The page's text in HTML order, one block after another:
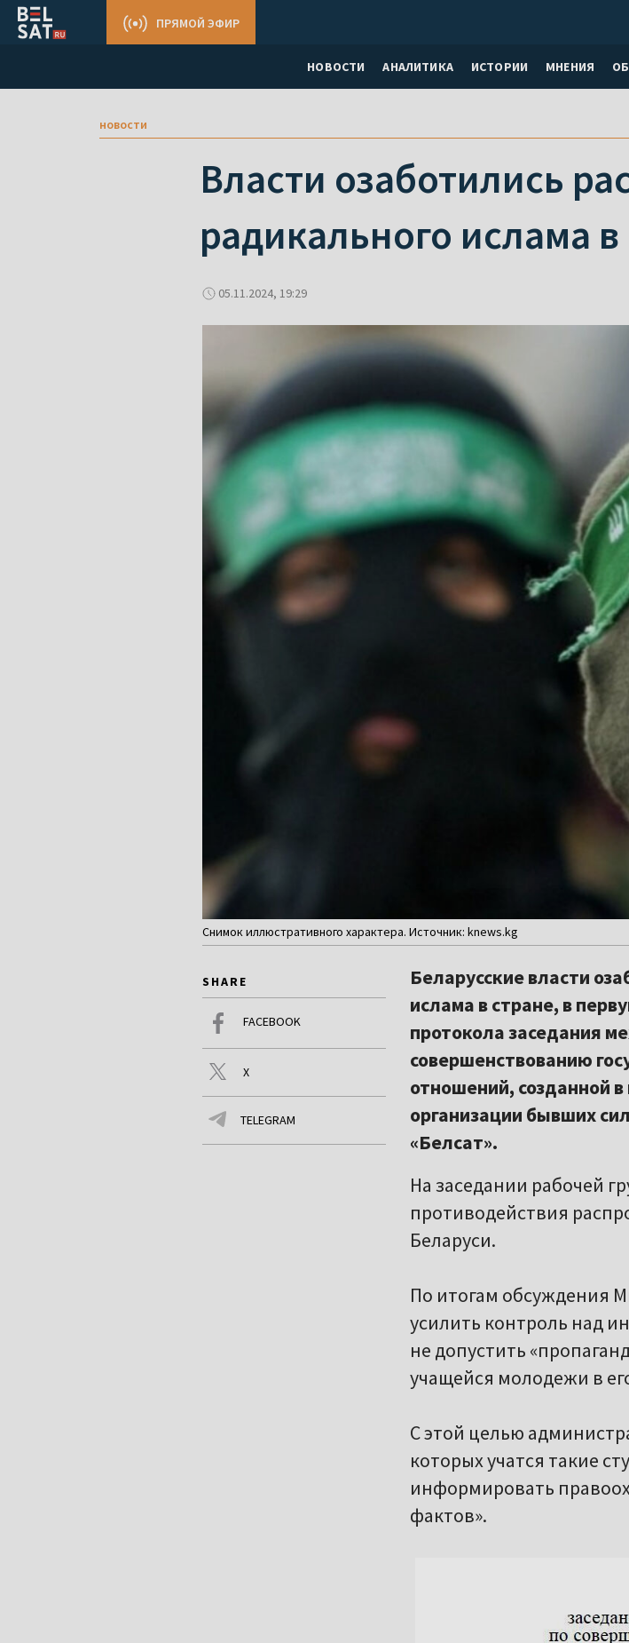
НОВОСТИ АНАЛИТИКА ИСТОРИИ МНЕНИЯ
ПРЯМОЙ ЭФИР
новости
Власти озаботились
радикального ислама
05.11.2024, 19:29
Снимок иллюстративного характера. Источник: knews.kg
SHARE
FACEBOOK
X
TELEGRAM
Беларусские власти
ислама в стране, в
протокола заседания
совершенствованию
отношений, созданной
организации бывших
«Белсат».
На заседании рабочей
противодействия
Беларуси.
По итогам обсуждения
усилить контроль над
не допустить
учащейся молодежи в
С этой целью
которых учатся такие
информировать
фактов».